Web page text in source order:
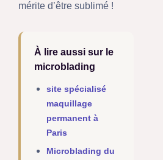
mérite d’être sublimé !
À lire aussi sur le
microblading
site spécialisé
maquillage
permanent à
Paris
Microblading du